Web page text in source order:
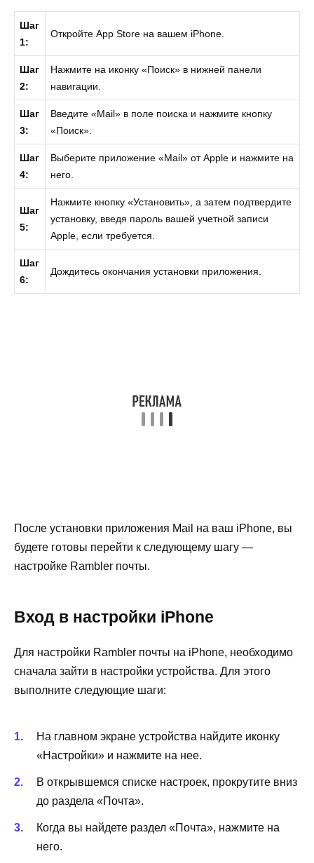
Шаг
1:
Откройте App Store на вашем iPhone.
Шаг
2:
Нажмите на иконку «Поиск» в нижней панели
навигации.
Шаг
3:
Введите «Mail» в поле поиска и нажмите кнопку
«Поиск».
Шаг
4:
Выберите приложение «Mail» от Apple и нажмите на
него.
Шаг
5:
Нажмите кнопку «Установить», а затем подтвердите
установку, введя пароль вашей учетной записи
Apple, если требуется.
Шаг
6:
Дождитесь окончания установки приложения.
После установки приложения Mail на ваш iPhone, вы
будете готовы перейти к следующему шагу —
настройке Rambler почты.
Вход в настройки iPhone
Для настройки Rambler почты на iPhone, необходимо
сначала зайти в настройки устройства. Для этого
выполните следующие шаги:
На главном экране устройства найдите иконку
«Настройки» и нажмите на нее.
В открывшемся списке настроек, прокрутите вниз
до раздела «Почта».
Когда вы найдете раздел «Почта», нажмите на
него.